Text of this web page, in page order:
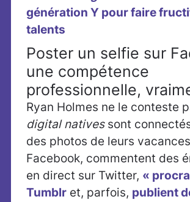
génération Y pour faire
talents
Poster un selfie sur
une compétence
professionnelle,
Ryan Holmes ne le conteste
digital nativessont
des photos de leurs
Facebook, commentent des
en direct sur Twitter, «
Tumblr et, parfois, publient